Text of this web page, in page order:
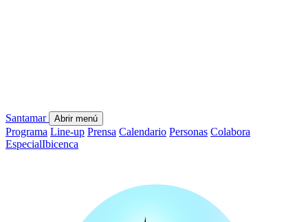
Santamar Abrir menú
Programa Line-up Prensa Calendario Personas Colabora
EspecialIbicenca